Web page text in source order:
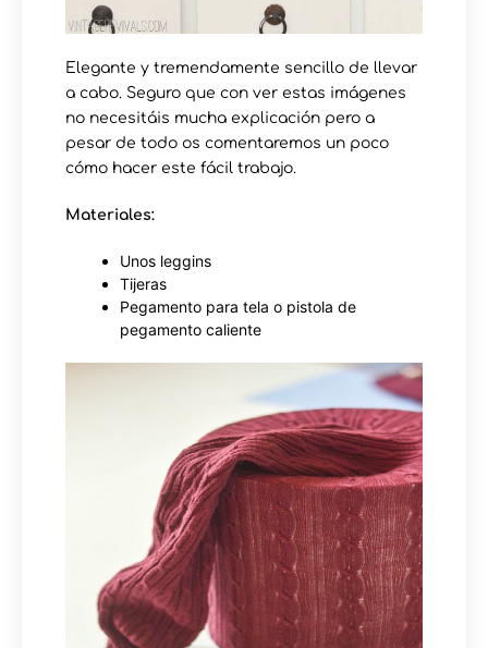
Elegante y tremendamente sencillo de llevar
a cabo. Seguro que con ver estas imágenes
no necesitáis mucha explicación pero a
pesar de todo os comentaremos un poco
cómo hacer este fácil trabajo.
Materiales:
Unos leggins
Tijeras
Pegamento para tela o pistola de
pegamento caliente